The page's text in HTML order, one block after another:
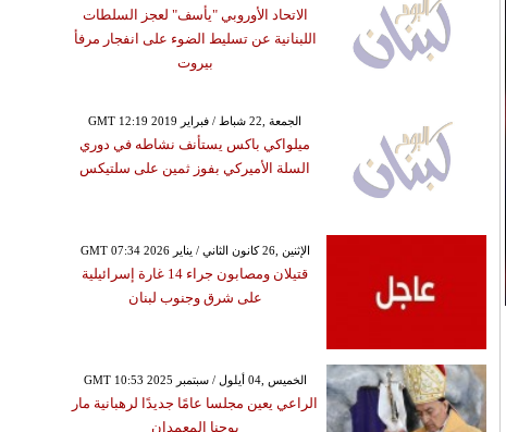
الاتحاد الأوروبي "يأسف" لعجز السلطات
اللبنانية عن تسليط الضوء على انفجار مرفأ
بيروت
GMT 12:19 2019 الجمعة ,22 شباط / فبراير
ميلواكي باكس يستأنف نشاطه في دوري
السلة الأميركي بفوز ثمين على سلتيكس
GMT 07:34 2026 الإثنين ,26 كانون الثاني / يناير
قتيلان ومصابون جراء 14 غارة إسرائيلية
على شرق وجنوب لبنان
GMT 10:53 2025 الخميس ,04 أيلول / سبتمبر
الراعي يعين مجلسا عامًا جديدًا لرهبانية مار
يوحنا المعمدان